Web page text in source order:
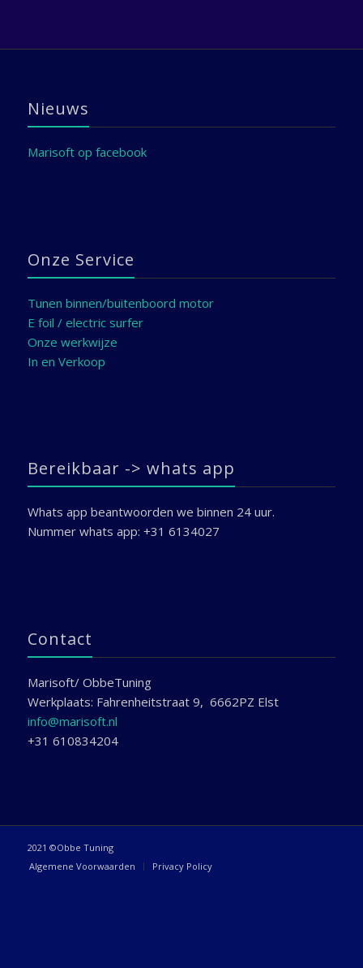
Nieuws
Marisoft op facebook
Onze Service
Tunen binnen/buitenboord motor
E foil / electric surfer
Onze werkwijze
In en Verkoop
Bereikbaar -> whats app
Whats app beantwoorden we binnen 24 uur.
Nummer whats app: +31 6134027
Contact
Marisoft/ ObbeTuning
Werkplaats: Fahrenheitstraat 9, 6662PZ Elst
info@marisoft.nl
+31 610834204
2021 ©Obbe Tuning
Algemene Voorwaarden
Privacy Policy